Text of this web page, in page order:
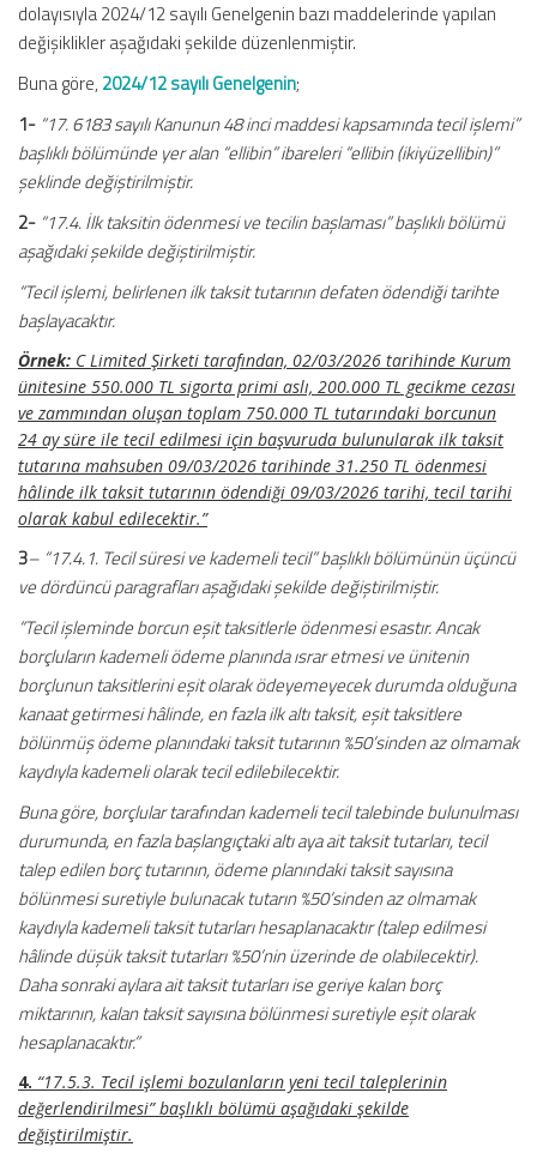
dolayısıyla 2024/12 sayılı Genelgenin bazı maddelerinde yapılan
değişiklikler aşağıdaki şekilde düzenlenmiştir.
Buna göre, 2024/12 sayılı Genelgenin;
1- “17. 6183 sayılı Kanunun 48 inci maddesi kapsamında tecil işlemi”
başlıklı bölümünde yer alan “ellibin” ibareleri “ellibin (ikiyüzellibin)”
şeklinde değiştirilmiştir.
2- “17.4. İlk taksitin ödenmesi ve tecilin başlaması” başlıklı bölümü
aşağıdaki şekilde değiştirilmiştir.
“Tecil işlemi, belirlenen ilk taksit tutarının defaten ödendiği tarihte
başlayacaktır.
Örnek: C Limited Şirketi tarafından, 02/03/2026 tarihinde Kurum
ünitesine 550.000 TL sigorta primi aslı, 200.000 TL gecikme cezası
ve zammından oluşan toplam 750.000 TL tutarındaki borcunun
24 ay süre ile tecil edilmesi için başvuruda bulunularak ilk taksit
tutarına mahsuben 09/03/2026 tarihinde 31.250 TL ödenmesi
hâlinde ilk taksit tutarının ödendiği 09/03/2026 tarihi, tecil tarihi
olarak kabul edilecektir.”
3– “17.4.1. Tecil süresi ve kademeli tecil” başlıklı bölümünün üçüncü
ve dördüncü paragrafları aşağıdaki şekilde değiştirilmiştir.
“Tecil işleminde borcun eşit taksitlerle ödenmesi esastır. Ancak
borçluların kademeli ödeme planında ısrar etmesi ve ünitenin
borçlunun taksitlerini eşit olarak ödeyemeyecek durumda olduğuna
kanaat getirmesi hâlinde, en fazla ilk altı taksit, eşit taksitlere
bölünmüş ödeme planındaki taksit tutarının %50’sinden az olmamak
kaydıyla kademeli olarak tecil edilebilecektir.
Buna göre, borçlular tarafından kademeli tecil talebinde bulunulması
durumunda, en fazla başlangıçtaki altı aya ait taksit tutarları, tecil
talep edilen borç tutarının, ödeme planındaki taksit sayısına
bölünmesi suretiyle bulunacak tutarın %50’sinden az olmamak
kaydıyla kademeli taksit tutarları hesaplanacaktır (talep edilmesi
hâlinde düşük taksit tutarları %50’nin üzerinde de olabilecektir).
Daha sonraki aylara ait taksit tutarları ise geriye kalan borç
miktarının, kalan taksit sayısına bölünmesi suretiyle eşit olarak
hesaplanacaktır.”
4. “17.5.3. Tecil işlemi bozulanların yeni tecil taleplerinin
değerlendirilmesi” başlıklı bölümü aşağıdaki şekilde
değiştirilmiştir.